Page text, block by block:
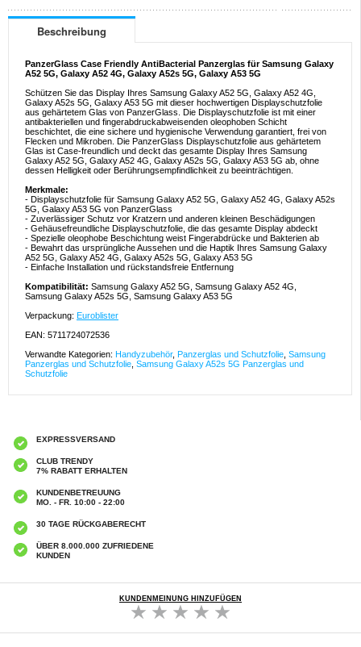
Beschreibung
PanzerGlass Case Friendly AntiBacterial Panzerglas für Samsung Galaxy
A52 5G, Galaxy A52 4G, Galaxy A52s 5G, Galaxy A53 5G
Schützen Sie das Display Ihres Samsung Galaxy A52 5G, Galaxy A52 4G,
Galaxy A52s 5G, Galaxy A53 5G mit dieser hochwertigen Displayschutzfolie
aus gehärtetem Glas von PanzerGlass. Die Displayschutzfolie ist mit einer
antibakteriellen und fingerabdruckabweisenden oleophoben Schicht
beschichtet, die eine sichere und hygienische Verwendung garantiert, frei von
Flecken und Mikroben. Die PanzerGlass Displayschutzfolie aus gehärtetem
Glas ist Case-freundlich und deckt das gesamte Display Ihres Samsung
Galaxy A52 5G, Galaxy A52 4G, Galaxy A52s 5G, Galaxy A53 5G ab, ohne
dessen Helligkeit oder Berührungsempfindlichkeit zu beeinträchtigen.
Merkmale:
- Displayschutzfolie für Samsung Galaxy A52 5G, Galaxy A52 4G, Galaxy A52s
5G, Galaxy A53 5G von PanzerGlass
- Zuverlässiger Schutz vor Kratzern und anderen kleinen Beschädigungen
- Gehäusefreundliche Displayschutzfolie, die das gesamte Display abdeckt
- Spezielle oleophobe Beschichtung weist Fingerabdrücke und Bakterien ab
- Bewahrt das ursprüngliche Aussehen und die Haptik Ihres Samsung Galaxy
A52 5G, Galaxy A52 4G, Galaxy A52s 5G, Galaxy A53 5G
- Einfache Installation und rückstandsfreie Entfernung
Kompatibilität: Samsung Galaxy A52 5G, Samsung Galaxy A52 4G,
Samsung Galaxy A52s 5G, Samsung Galaxy A53 5G
Verpackung: Euroblister
EAN: 5711724072536
Verwandte Kategorien: Handyzubehör, Panzerglas und Schutzfolie Samsung
Panzerglas und Schutzfolie Samsung Galaxy A52s 5G Panzerglas und
Schutzfolie
EXPRESSVERSAND
CLUB TRENDY
7% RABATT ERHALTEN
KUNDENBETREUUNG
MO. - FR. 10:00 - 22:00
30 TAGE RÜCKGABERECHT
ÜBER 8.000.000 ZUFRIEDENE
KUNDEN
KUNDENMEINUNG HINZUFÜGEN